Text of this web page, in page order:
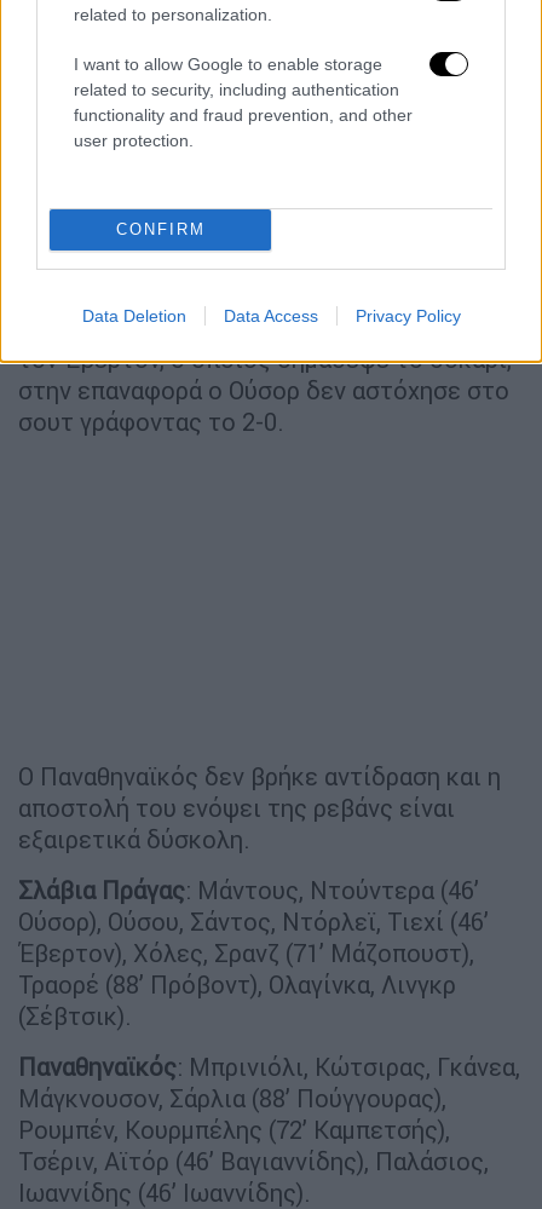
related to personalization.
I want to allow Google to enable storage
related to security, including authentication
functionality and fraud prevention, and other
user protection.
CONFIRM
Data Deletion Data Access Privacy Policy
Παρά το γεγονός ότι οι δυο ομάδες έπαιζαν
βρήκε χώρους κι αφού απείλησε αρχικά με
τον Έβερτον, ο οποίος σημάδεψε το δοκάρι,
στην επαναφορά ο Ούσορ δεν αστόχησε στο
σουτ γράφοντας το 2-0.
Ο Παναθηναϊκός δεν βρήκε αντίδραση και η
αποστολή του ενόψει της ρεβάνς είναι
εξαιρετικά δύσκολη.
Σλάβια Πράγας: Μάντους, Ντούντερα (46’
Ούσορ), Ούσου, Σάντος, Ντόρλεϊ, Τιεχί (46’
Έβερτον), Χόλες, Σρανζ (71’ Μάζοπουστ),
Τραορέ (88’ Πρόβοντ), Ολαγίνκα, Λινγκρ
(Σέβτσικ).
Παναθηναϊκός: Μπρινιόλι, Κώτσιρας, Γκάνεα,
Μάγκνουσον, Σάρλια (88’ Πούγγουρας),
Ρουμπέν, Κουρμπέλης (72’ Καμπετσής),
Τσέριν, Αϊτόρ (46’ Βαγιαννίδης), Παλάσιος,
Ιωαννίδης (46’ Ιωαννίδης).